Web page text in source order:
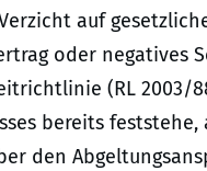
auf
oder negatives
(RL 2003/
bereits
den